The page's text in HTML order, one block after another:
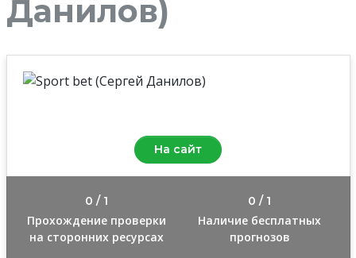
Данилов)
На сайт
0 / 1
Прохождение проверки
на сторонних ресурсах
0 / 1
Наличие бесплатных
прогнозов